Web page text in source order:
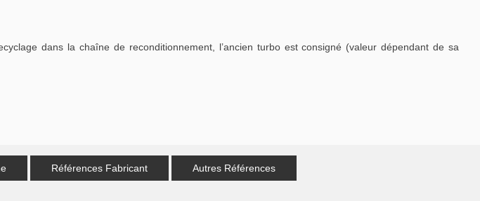
dans la chaîne de reconditionnement, l’ancien turbo est consigné (valeur dépendant de sa
Références Fabricant Autres Références